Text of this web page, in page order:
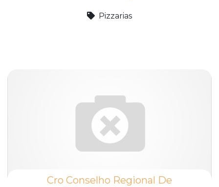
Pizzarias
Cro Conselho Regional De